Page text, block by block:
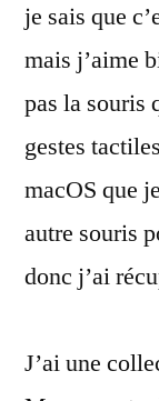
je sais que
mais j’aime
pas la souris
gestes
macOS que
autre souris
donc j’ai
J’ai une